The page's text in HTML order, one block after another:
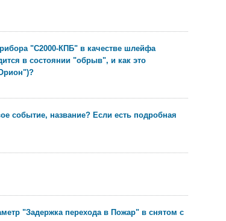
"С2000-КПБ" в качестве шлейфа
в состоянии "обрыв", и как это
событие, название? Если есть подробная
"Задержка перехода в Пожар" в снятом с